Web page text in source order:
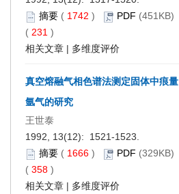
摘要 ( 1742 ) PDF (451KB)
( 231 )
相关文章 | 多维度评价
真空熔融气相色谱法测定固体中痕量
氩气的研究
王世泰
1992, 13(12): 1521-1523.
摘要 ( 1666 ) PDF (329KB)
( 358 )
相关文章 | 多维度评价